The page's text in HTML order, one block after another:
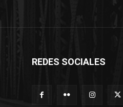
REDES SOCIALES